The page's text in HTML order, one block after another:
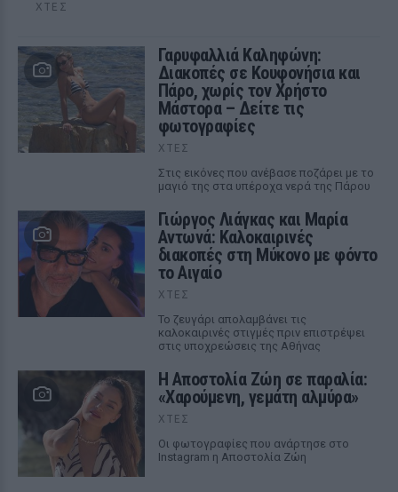
ΧΤΕΣ
Γαρυφαλλιά Καληφώνη:
Διακοπές σε Κουφονήσια και
Πάρο, χωρίς τον Χρήστο
Μάστορα – Δείτε τις
φωτογραφίες
ΧΤΕΣ
Στις εικόνες που ανέβασε ποζάρει με το
μαγιό της στα υπέροχα νερά της Πάρου
Γιώργος Λιάγκας και Μαρία
Αντωνά: Καλοκαιρινές
διακοπές στη Μύκονο με φόντο
το Αιγαίο
ΧΤΕΣ
Το ζευγάρι απολαμβάνει τις
καλοκαιρινές στιγμές πριν επιστρέψει
στις υποχρεώσεις της Αθήνας
Η Αποστολία Ζώη σε παραλία:
«Χαρούμενη, γεμάτη αλμύρα»
ΧΤΕΣ
Οι φωτογραφίες που ανάρτησε στο
Instagram η Αποστολία Ζώη